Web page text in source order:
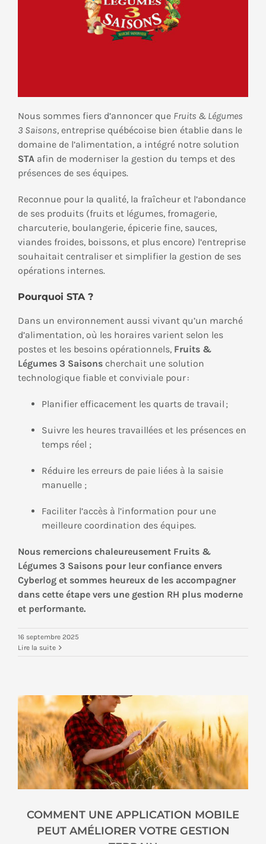
Nous sommes fiers d’annoncer que Fruits & Légumes
3 Saisons, entreprise québécoise bien établie dans le
domaine de l’alimentation, a intégré notre solution
STA afin de moderniser la gestion du temps et des
présences de ses équipes.
Reconnue pour la qualité, la fraîcheur et l’abondance
de ses produits (fruits et légumes, fromagerie,
charcuterie, boulangerie, épicerie fine, sauces,
viandes froides, boissons, et plus encore) l’entreprise
souhaitait centraliser et simplifier la gestion de ses
opérations internes.
Pourquoi STA ?
Dans un environnement aussi vivant qu’un marché
d’alimentation, où les horaires varient selon les
postes et les besoins opérationnels, Fruits &
Légumes 3 Saisons cherchait une solution
technologique fiable et conviviale pour :
Planifier efficacement les quarts de travail ;
Suivre les heures travaillées et les présences en
temps réel ;
Réduire les erreurs de paie liées à la saisie
manuelle ;
Faciliter l’accès à l’information pour une
meilleure coordination des équipes.
Nous remercions chaleureusement Fruits &
Légumes 3 Saisons pour leur confiance envers
Cyberlog et sommes heureux de les accompagner
dans cette étape vers une gestion RH plus moderne
et performante.
16 septembre 2025
Lire la suite
COMMENT UNE APPLICATION MOBILE
PEUT AMÉLIORER VOTRE GESTION